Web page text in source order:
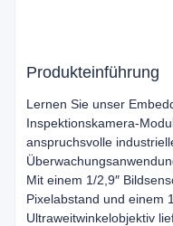
Produkteinführung
Lernen Sie unser
Inspektionskamera-
anspruchsvolle
Mit einem 1/2,9″
Pixelabstand und einem
Ultraweitwinkelobjektiv